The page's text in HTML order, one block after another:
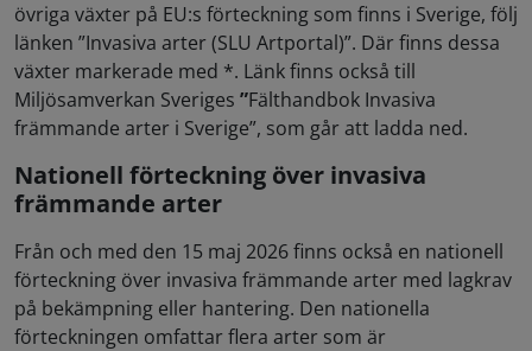
övriga växter på EU:s förteckning som finns i Sverige, följ
länken ”Invasiva arter (SLU Artportal)”. Där finns dessa
växter markerade med *. Länk finns också till
Miljösamverkan Sveriges ”Fälthandbok Invasiva
främmande arter i Sverige”, som går att ladda ned.
Nationell förteckning över invasiva
främmande arter
Från och med den 15 maj 2026 finns också en nationell
förteckning över invasiva främmande arter med lagkrav
på bekämpning eller hantering. Den nationella
förteckningen omfattar flera arter som är